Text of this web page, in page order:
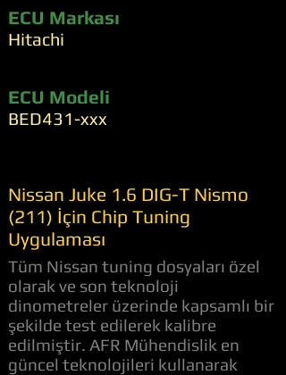
ECU Markası
Hitachi
ECU Modeli
BED431-xxx
Nissan Juke 1.6 DIG-T Nismo
(211) İçin Chip Tuning
Uygulaması
Tüm Nissan tuning dosyaları özel
olarak ve son teknoloji
dinometreler üzerinde kapsamlı bir
şekilde test edilerek kalibre
edilmiştir. AFR Mühendislik en
güncel teknolojileri kullanarak